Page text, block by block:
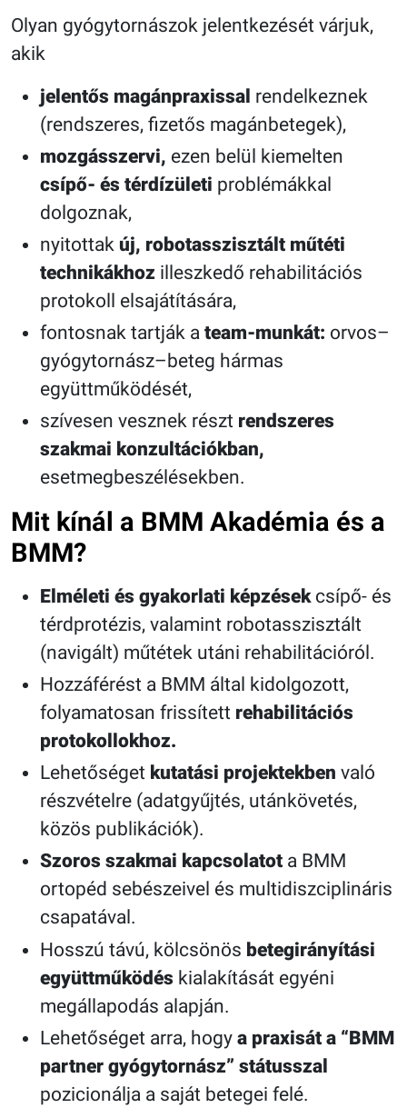
Olyan gyógytornászok jelentkezését várjuk,
akik
jelentős magánpraxissal rendelkeznek
(rendszeres, fizetős magánbetegek),
mozgásszervi, ezen belül kiemelten
csípő- és térdízületi problémákkal
dolgoznak,
nyitottak új, robotasszisztált műtéti
technikákhoz illeszkedő rehabilitációs
protokoll elsajátítására,
fontosnak tartják a team-munkát: orvos–
gyógytornász–beteg hármas
együttműködését,
szívesen vesznek részt rendszeres
szakmai konzultációkban,
esetmegbeszélésekben.
Mit kínál a BMM Akadémia és a
BMM?
Elméleti és gyakorlati képzésekcsípő- és
térdprotézis, valamint robotasszisztált
(navigált) műtétek utáni rehabilitációról.
Hozzáférést a BMM által kidolgozott,
folyamatosan frissített rehabilitációs
protokollokhoz.
Lehetőséget kutatási projektekben való
részvételre (adatgyűjtés, utánkövetés,
közös publikációk).
Szoros szakmai kapcsolatot a BMM
ortopéd sebészeivel és multidiszciplináris
csapatával.
Hosszú távú, kölcsönös betegirányítási
együttműködés kialakítását egyéni
megállapodás alapján.
Lehetőséget arra, hogy a praxisát a “BMM
partner gyógytornász” státusszal
pozicionálja a saját betegei felé.